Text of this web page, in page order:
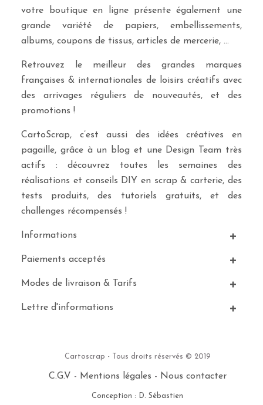
votre boutique en ligne présente également une
grande variété de papiers, embellissements,
albums, coupons de tissus, articles de mercerie, …
Retrouvez le meilleur des grandes marques
françaises & internationales de loisirs créatifs avec
des arrivages réguliers de nouveautés, et des
promotions !
CartoScrap, c’est aussi des idées créatives en
pagaille, grâce à un blog et une Design Team très
actifs : découvrez toutes les semaines des
réalisations et conseils DIY en scrap & carterie, des
tests produits, des tutoriels gratuits, et des
challenges récompensés !
Informations
Paiements acceptés
Modes de livraison & Tarifs
Lettre d'informations
Cartoscrap - Tous droits réservés © 2019
C.G.V - Mentions légales - Nous contacter
Conception : D. Sébastien